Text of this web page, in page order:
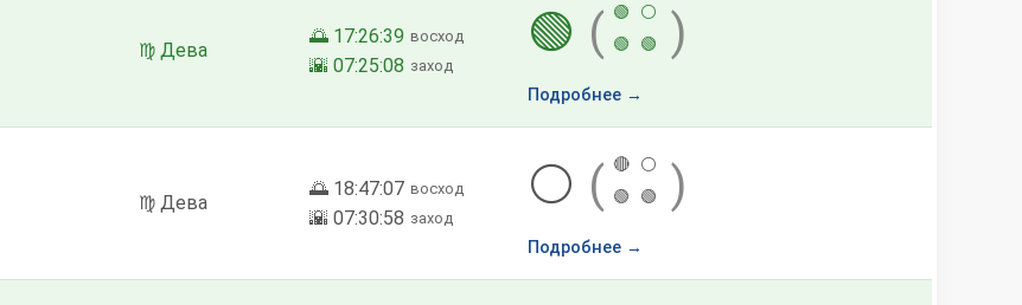
♍ Дева
🌅 17:26:39 восход
🌇 07:25:08 заход
🟢 ( 🟢
⚪
🟢
🟢 )
Подробнее →
♍ Дева
🌅 18:47:07 восход
🌇 07:30:58 заход
⚪ ( 🔴
⚪
🟢
🟢 )
Подробнее →